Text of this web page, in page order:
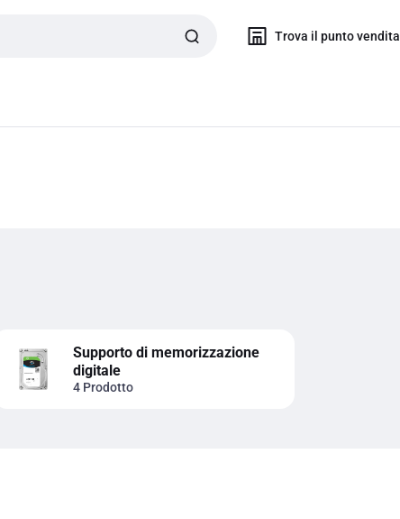
Trova il punto vendita
Supporto di memorizzazione
digitale
4 Prodotto